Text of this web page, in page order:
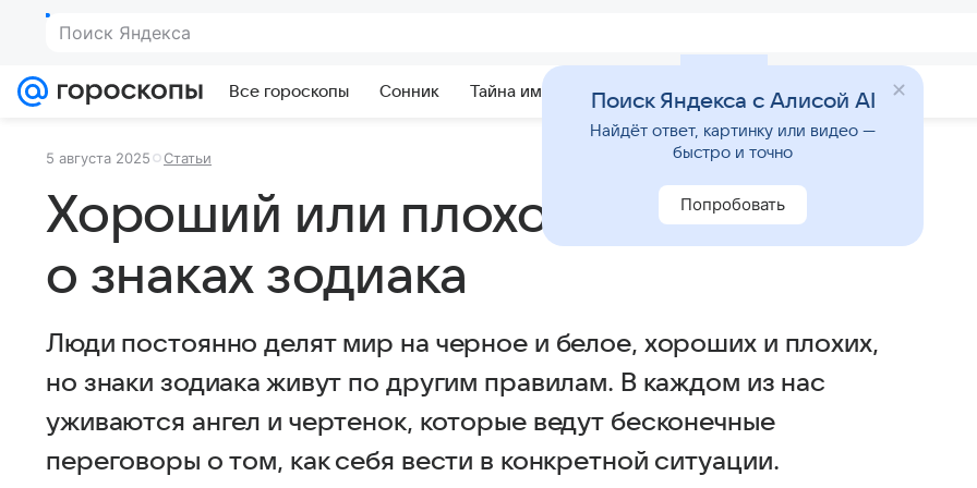
Поиск Яндекса
Все гороскопы Сонник Тайна имени Гадания Приметы
5 августа 2025 Статьи
Хороший или плохой: вся правда
о знаках зодиака
Люди постоянно делят мир на черное и белое, хороших и плохих,
но знаки зодиака живут по другим правилам. В каждом из нас
уживаются ангел и чертенок, которые ведут бесконечные
переговоры о том, как себя вести в конкретной ситуации.
Поиск Яндекса с Алисой AI
Найдёт ответ, картинку или видео —
быстро и точно
Попробовать